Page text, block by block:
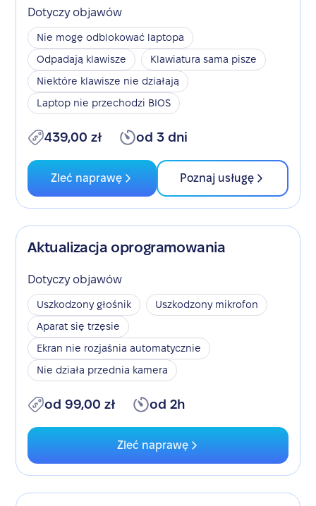
Dotyczy objawów
Nie mogę odblokować laptopa
Odpadają klawisze
Klawiatura sama pisze
Niektóre klawisze nie działają
Laptop nie przechodzi BIOS
439,00 zł od 3 dni
Zleć naprawę Poznaj usługę
Aktualizacja oprogramowania
Dotyczy objawów
Uszkodzony głośnik
Uszkodzony mikrofon
Aparat się trzęsie
Ekran nie rozjaśnia automatycznie
Nie działa przednia kamera
od 99,00 zł od 2h
Zleć naprawę